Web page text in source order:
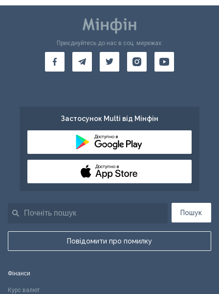
Пошук
Повідомити про помилку
Приєднуйтесь до нас в соц. мережах:
Застосунок Multi від Мінфін
Доступно в
Доступно в
Фінанси
Курс валют